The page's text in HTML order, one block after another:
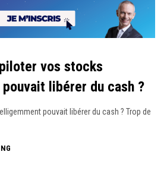
vos stocks
libérer du cash ?
pouvait libérer du cash ? Trop de